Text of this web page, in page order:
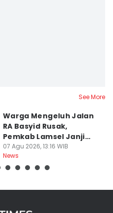
See More
Warga Mengeluh Jalan
RA Basyid Rusak,
Pemkab Lamsel Janji
Segera Perbaiki
07 Agu 2026, 13:16 WIB
News